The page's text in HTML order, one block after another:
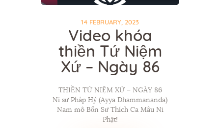
14 FEBRUARY, 2023
Video khóa
thiền Tứ Niệm
Xứ – Ngày 86
THIỀN TỨ NIỆM XỨ – NGÀY 86
Ni sư Pháp Hỷ (Ayya Dhammananda)
Nam mô Bổn Sư Thích Ca Mâu Ni
Phật!